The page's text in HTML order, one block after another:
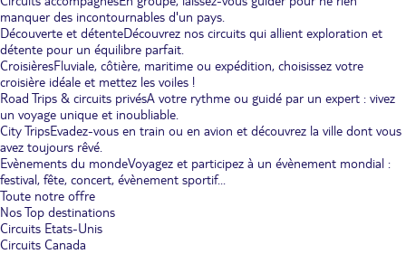
manquer des incontournables d'un pays.
Découverte et détenteDécouvrez nos circuits qui allient exploration et
détente pour un équilibre parfait.
CroisièresFluviale, côtière, maritime ou expédition, choisissez votre
croisière idéale et mettez les voiles !
Road Trips & circuits privésA votre rythme ou guidé par un expert : vivez
un voyage unique et inoubliable.
City TripsEvadez-vous en train ou en avion et découvrez la ville dont vous
avez toujours rêvé.
Evènements du mondeVoyagez et participez à un évènement mondial :
festival, fête, concert, évènement sportif...
Toute notre offre
Nos Top destinations
Circuits Etats-Unis
Circuits Canada